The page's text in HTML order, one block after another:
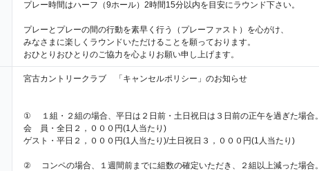
プレー時間はハーフ（9ホール）2時間15分以内を目安にラウンド下さい。
プレーとプレーの間の行動を素早く行う（プレーファスト）を心がけ、
みなさまに楽しくラウンドいただけることを願っております。
おひとりおひとりのご協力を心よりお願い申し上げます。
宮古カントリークラブ 「キャンセルポリシー」のお知らせ
① １組・２組の場合、平日は２日前・土日祝日は３日前の正午を過ぎた場合。
会 員・全日２，０００円(1人当たり)
ゲスト・平日２，０００円(1人当たり)/土日祝日３，０００円(1人当たり)
② コンペの場合、１週間前までに組数の確定いただき、２組以上減った場合。